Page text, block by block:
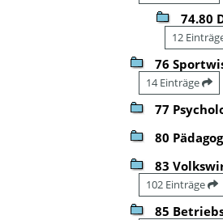
74.80
12
76
14 Einträge
77
80
83
102 Einträge
85